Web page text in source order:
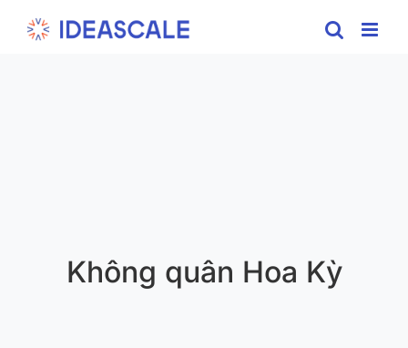
Không quân Hoa Kỳ